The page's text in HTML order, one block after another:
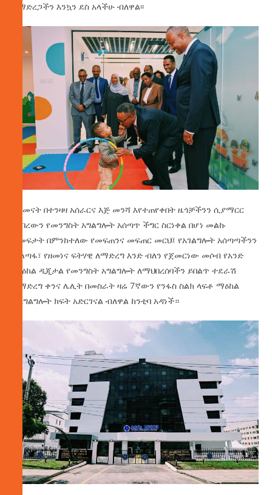
በማድረጋችን እንኳን ደስ አላችሁ ብለዋል፡፡
ለዘመናት በተንዛዛ አሰራርና እጅ መንሻ እየተጠየቀበት ዜጎቻችንን ሲያማርር
የነበረውን የመንግስት አግልግሎት አሰጣጥ ችግር ስርነቀል በሆነ መልኩ
ለመፍታት በምንከተለው የመፍጠንና መፍጠር መርህ፤ የአገልግሎት አሰጣጣችንን
ቀልጣፋ፣ የዘመነና ፍትሃዊ ለማድረግ እንድ ብለን የጀመርነው መሶብ የአንድ
ማዕከል ዲጂታል የመንግስት አግልግሎት ለማህበረሰባችን ይበልጥ ተደራሽ
ለማድረግ ቀንና ሌሊት በመስራት ዛሬ 7ኛውን የንፋስ ስልክ ላፍቶ ማዕከል
ለአግልግሎት ክፍት አድርገናል ብለዋል ከንቲባ አዳነች።